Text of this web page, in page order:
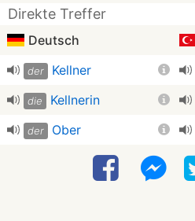
Direkte Treffer
Deutsch
der Kellner
die Kellnerin
der Ober